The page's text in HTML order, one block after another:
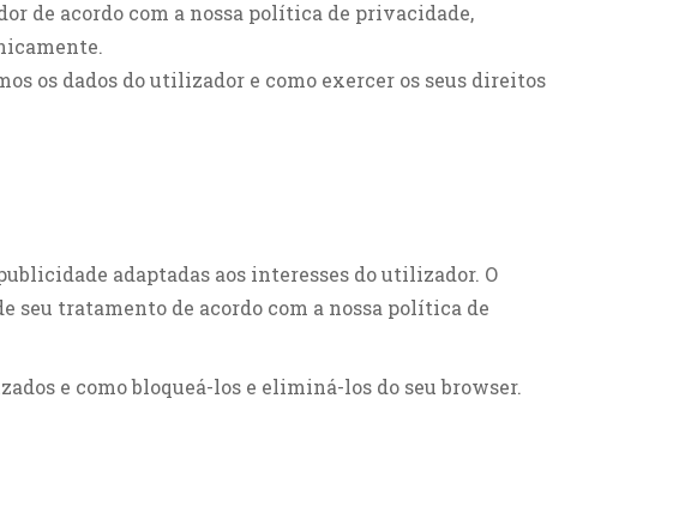
de acordo com a nossa política de privacidade,
os dados do utilizador e como exercer os seus direitos
adaptadas aos interesses do utilizador. O
seu tratamento de acordo com a nossa política de
e como bloqueá-los e eliminá-los do seu browser.